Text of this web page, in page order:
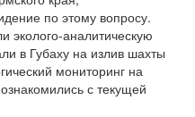
по этому вопросу.
эколого-аналитическую
в Губаху на излив шахты
мониторинг на
с текущей